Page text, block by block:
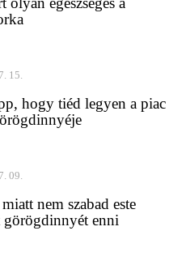
15.
hogy tiéd legyen a piac
09.
nem szabad este
görögdinnyét enni